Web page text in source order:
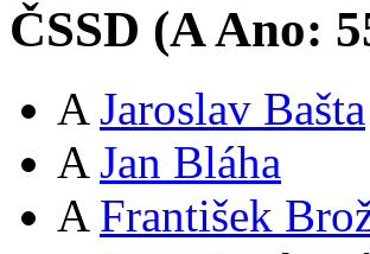
ČSSD (AAno:
A Jaroslav Bašta
A Jan Bláha
A František